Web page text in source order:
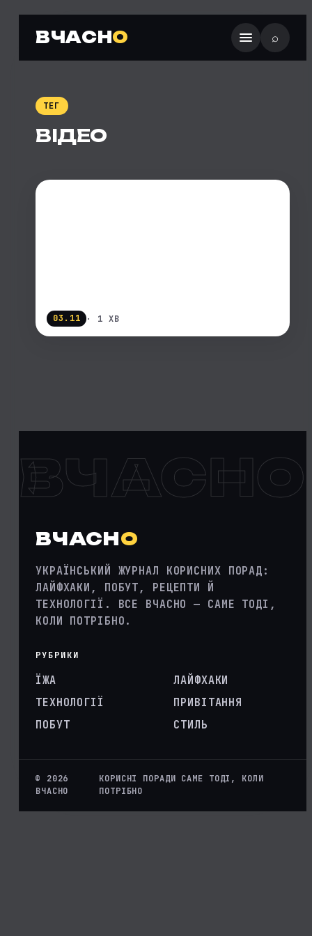
ВЧАСНО ⌕
ТЕГ
ВІДЕО
03.11 · 1 ХВ
ВЧАСНО
ВЧАСНО
УКРАЇНСЬКИЙ ЖУРНАЛ КОРИСНИХ ПОРАД:
ЛАЙФХАКИ, ПОБУТ, РЕЦЕПТИ Й
ТЕХНОЛОГІЇ. ВСЕ ВЧАСНО — САМЕ ТОДІ,
КОЛИ ПОТРІБНО.
РУБРИКИ
ЇЖА
ТЕХНОЛОГІЇ
ПОБУТ
ЛАЙФХАКИ
ПРИВІТАННЯ
СТИЛЬ
© 2026
ВЧАСНО
КОРИСНІ ПОРАДИ САМЕ ТОДІ, КОЛИ
ПОТРІБНО